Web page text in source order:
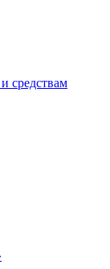
средствам